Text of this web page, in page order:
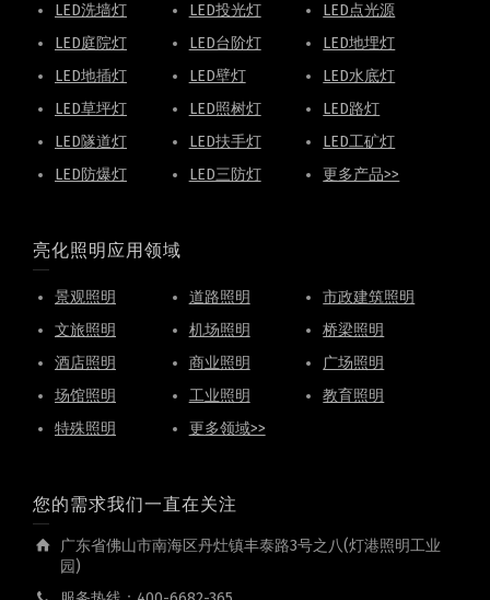
LED洗墙灯 LED投光灯
LED点光源
LED庭院灯
LED台阶灯
LED地埋灯
LED地插灯
LED壁灯
LED水底灯
LED草坪灯
LED照树灯
LED路灯
LED隧道灯
LED扶手灯
LED工矿灯
LED防爆灯
LED三防灯 更多产品>>
亮化照明应用领域
景观照明 道路照明
市政建筑照明
文旅照明
机场照明
桥梁照明
酒店照明
商业照明
广场照明
场馆照明
工业照明
教育照明
特殊照明
更多领域>>
您的需求我们一直在关注
广东省佛山市南海区丹灶镇丰泰路3号之八(灯港照明工业
园)